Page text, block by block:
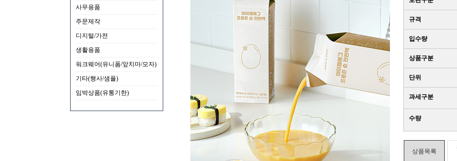
사무용품
주문제작
디지털/가전
생활용품
워크웨어(유니폼/앞치마/모자)
기타(행사/샘플)
임박상품(유통기한)
규격
입수량
상품구분
단위
과세구분
수량
상품목록